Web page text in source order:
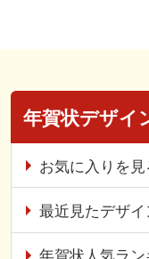
年賀状デザイ
お気に入りを見
最近見たデザイ
年賀状人気ラン